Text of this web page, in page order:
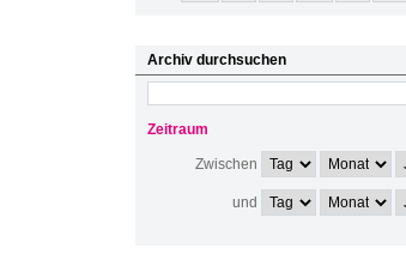
Archiv durchsuchen
Zeitraum
Zwischen
und